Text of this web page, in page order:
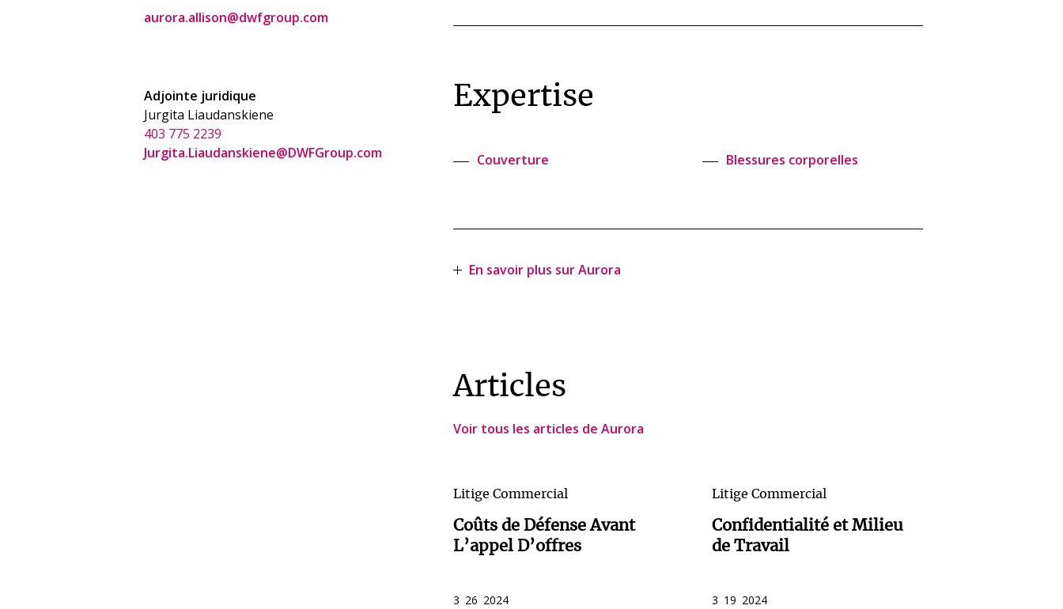
aurora.allison@dwfgroup.com
Adjointe juridique
Jurgita Liaudanskiene
403 775 2239
Jurgita.Liaudanskiene@DWFGroup.com
Expertise
Couverture Blessures corporelles
En savoir plus sur Aurora
Articles
Voir tous les articles de Aurora
Litige Commercial
Coûts de Défense Avant
L’appel D’offres
3 26 2024
Litige Commercial
Confidentialité et Milieu
de Travail
3 19 2024